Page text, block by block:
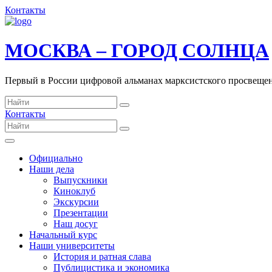
Контакты
МОСКВА – ГОРОД СОЛНЦА
Первый в России цифровой альманах марксистского
Контакты
Официально
Наши дела
Выпускники
Киноклуб
Экскурсии
Презентации
Наш досуг
Начальный курс
Наши университеты
История и ратная слава
Публицистика и экономика